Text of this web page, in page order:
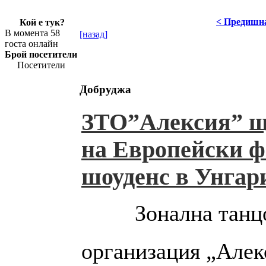
Кой е тук?
В момента 58
госта онлайн
Брой посетители
Посетители
<
[назад]
Добруджа
ЗТО”Алексия”
на Европейски
шоуденс в
Зонална
организация